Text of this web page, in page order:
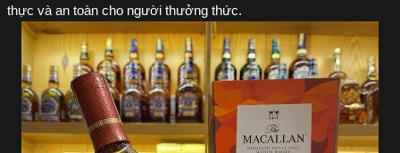
thực và an toàn cho người thưởng thức.